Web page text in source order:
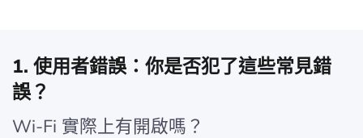
1. 使用者錯誤：你是否犯了這些常見錯
誤？
Wi-Fi 實際上有開啟嗎？